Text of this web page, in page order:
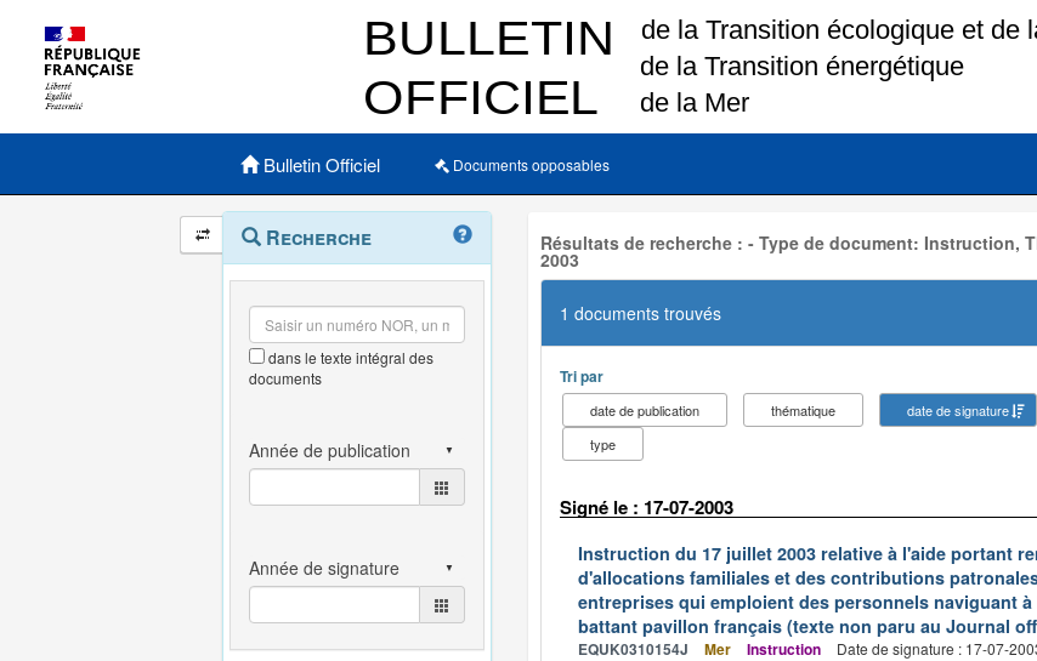
Menu principal
Bulletin Officiel Documents opposables
Navigation
et
outils
annexes
Menu
contextuel
Recherche
dans le texte intégral des
documents
Résultats de recherche : - Type de document: Instruction,
2003
1 documents trouvés
Tri par
date de publication thématique
date de signature
type
Signé le : 17-07-2003
Instruction du 17 juillet 2003 relative à l'aide portant
d'allocations familiales et des contributions
entreprises qui emploient des personnels naviguant
battant pavillon français (texte non paru au Journal
EQUK0310154J Mer Instruction Date de signature : 17-07-